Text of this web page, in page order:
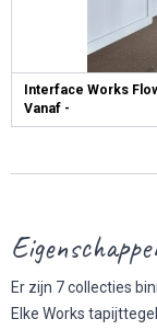
Interface Works
Vanaf -
Er zijn 7 collecties
Elke Works